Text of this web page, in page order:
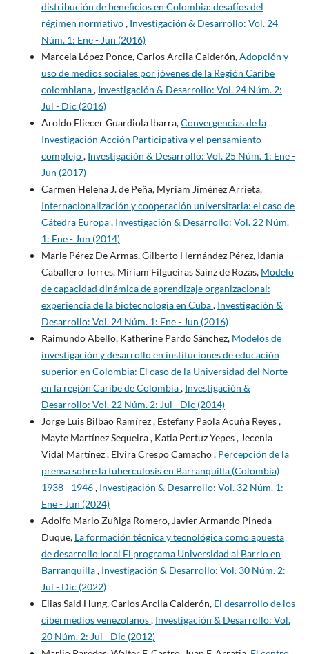
distribución de beneficios en Colombia: desafíos del
régimen normativo, Investigación & Desarrollo: Vol. 24
Núm. 1: Ene - Jun (2016)
Marcela López Ponce, Carlos Arcila Calderón,Adopción y
uso de medios sociales por jóvenes de la Región Caribe
colombiana, Investigación & Desarrollo: Vol. 24 Núm. 2:
Jul - Dic (2016)
Aroldo Eliecer Guardiola Ibarra,Convergencias de la
Investigación Acción Participativa y el pensamiento
complejo, Investigación & Desarrollo: Vol. 25 Núm. 1: Ene -
Jun (2017)
Carmen Helena J. de Peña, Myriam Jiménez Arrieta,
Internacionalización y cooperación universitaria: el caso de
Cátedra Europa, Investigación & Desarrollo: Vol. 22 Núm.
1: Ene - Jun (2014)
Marle Pérez De Armas, Gilberto Hernández Pérez, Idania
Caballero Torres, Miriam Filgueiras Sainz de Rozas, Modelo
de capacidad dinámica de aprendizaje organizacional:
experiencia de la biotecnología en Cuba, Investigación &
Desarrollo: Vol. 24 Núm. 1: Ene - Jun (2016)
Raimundo Abello, Katherine Pardo Sánchez, Modelos de
investigación y desarrollo en instituciones de educación
superior en Colombia: El caso de la Universidad del Norte
en la región Caribe de Colombia, Investigación &
Desarrollo: Vol. 22 Núm. 2: Jul - Dic (2014)
Jorge Luis Bilbao Ramírez , Estefany Paola Acuña Reyes ,
Mayte Martínez Sequeira , Katia Pertuz Yepes , Jecenia
Vidal Martínez , Elvira Crespo Camacho , Percepción de la
prensa sobre la tuberculosis en Barranquilla (Colombia)
1938 - 1946, Investigación & Desarrollo: Vol. 32 Núm. 1:
Ene - Jun (2024)
Adolfo Mario Zuñiga Romero, Javier Armando Pineda
Duque, La formación técnica y tecnológica como apuesta
de desarrollo local El programa Universidad al Barrio en
Barranquilla, Investigación & Desarrollo: Vol. 30 Núm. 2:
Jul - Dic (2022)
Elias Said Hung, Carlos Arcila Calderón, El desarrollo de los
cibermedios venezolanos, Investigación & Desarrollo: Vol.
20 Núm. 2: Jul - Dic (2012)